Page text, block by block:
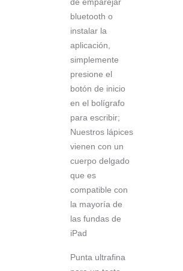
de emparejar
bluetooth o
instalar la
aplicación,
simplemente
presione el
botón de inicio
en el bolígrafo
para escribir;
Nuestros lápices
vienen con un
cuerpo delgado
que es
compatible con
la mayoría de
las fundas de
iPad
Punta ultrafina